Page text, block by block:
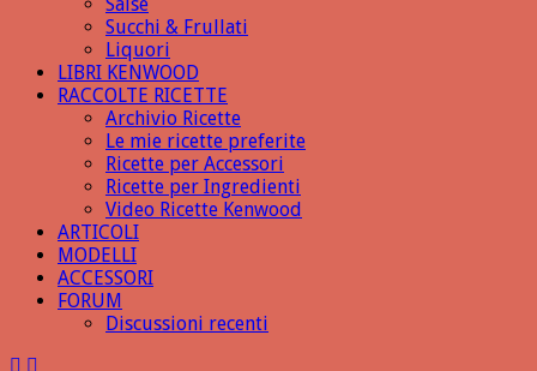
Succhi & Frullati
Liquori
LIBRI KENWOOD
RACCOLTE RICETTE
Archivio Ricette
Le mie ricette preferite
Ricette per Accessori
Ricette per Ingredienti
Video Ricette Kenwood
ARTICOLI
MODELLI
ACCESSORI
FORUM
Discussioni recenti